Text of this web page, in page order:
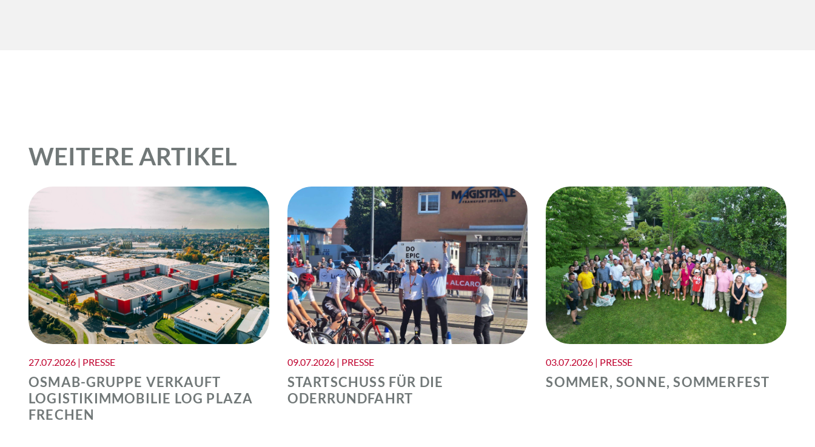
WEITERE ARTIKEL
27.07.2026 | PRESSE
OSMAB-GRUPPE VERKAUFT
LOGISTIKIMMOBILIE LOG PLAZA
FRECHEN
09.07.2026 | PRESSE
STARTSCHUSS FÜR DIE
ODERRUNDFAHRT
03.07.2026 | PRESSE
SOMMER, SONNE, SOMMERFEST